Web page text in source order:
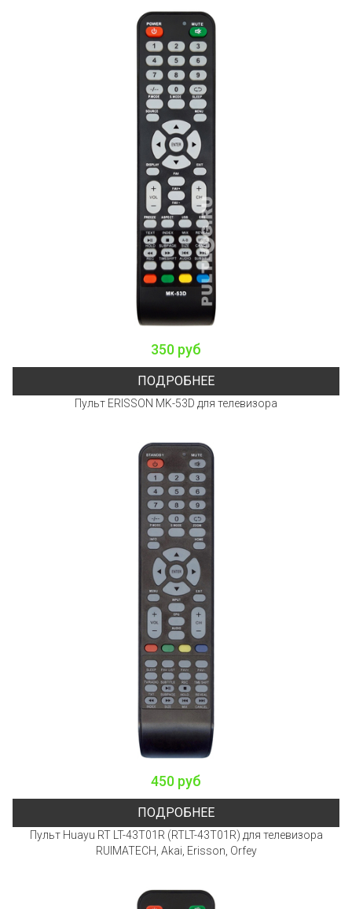
350 руб
ПОДРОБНЕЕ
Пульт ERISSON MK-53D для телевизора
450 руб
ПОДРОБНЕЕ
Пульт Huayu RT LT-43T01R (RTLT-43T01R) для телевизора
RUIMATECH, Akai, Erisson, Orfey